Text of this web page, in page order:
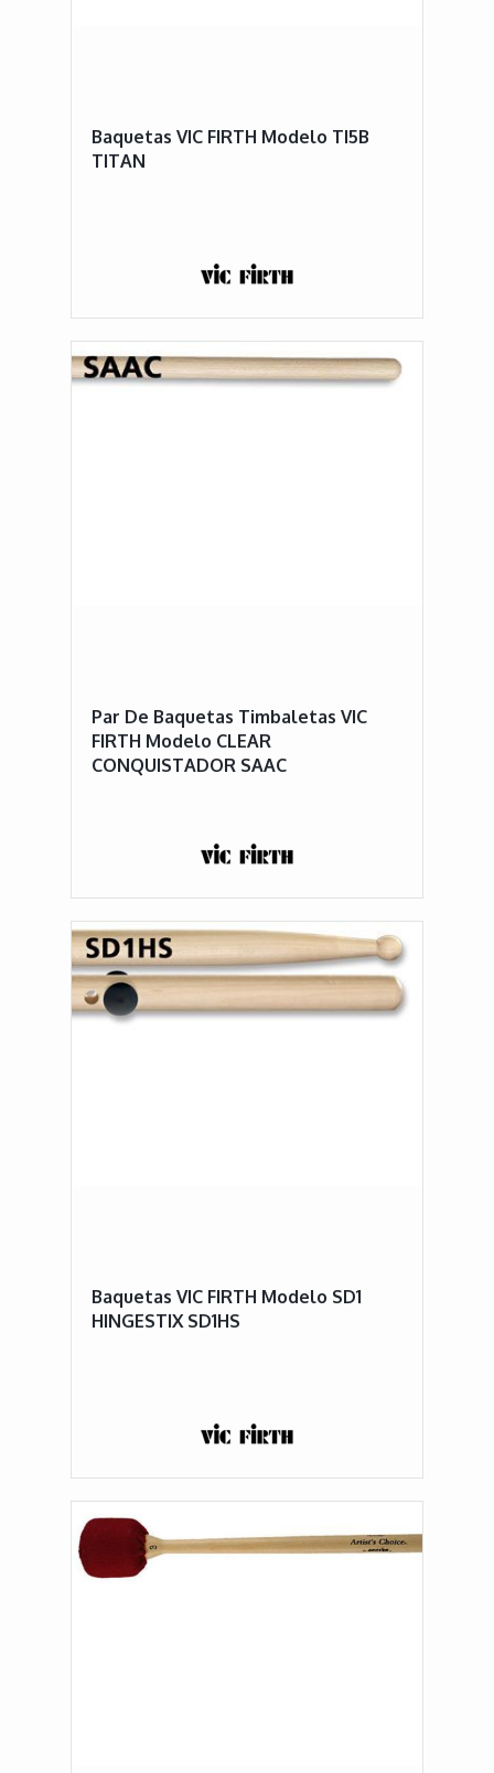
Baquetas VIC FIRTH Modelo TI5B
TITAN
Par De Baquetas Timbaletas VIC
FIRTH Modelo CLEAR
CONQUISTADOR SAAC
Baquetas VIC FIRTH Modelo SD1
HINGESTIX SD1HS